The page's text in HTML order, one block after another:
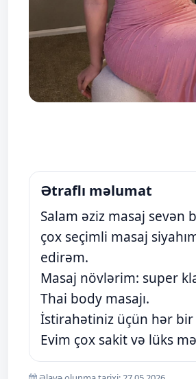
Ətraflı məlumat
Salam əziz masaj sevən
çox seçimli masaj
edirəm.
Masaj növlərim: super
Thai body masajı.
İstirahətiniz üçün hər bir
Evim çox sakit və lüks